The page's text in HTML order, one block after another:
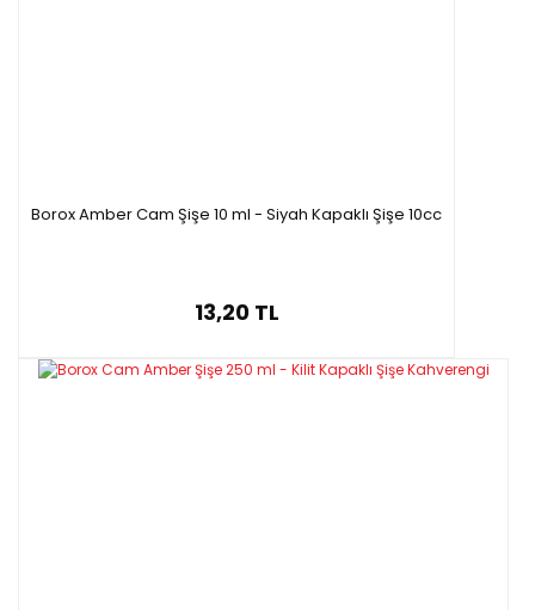
Borox Amber Cam Şişe 10 ml - Siyah Kapaklı Şişe 10cc
13,20 TL